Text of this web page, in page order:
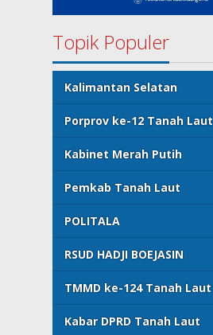
Topik Populer
Kalimantan Selatan
Porprov ke-12 Tanah Laut
Kabinet Merah Putih
Pemkab Tanah Laut
POLITALA
RSUD HADJI BOEJASIN
TMMD ke-124 Tanah Laut
Kabar DPRD Tanah Laut